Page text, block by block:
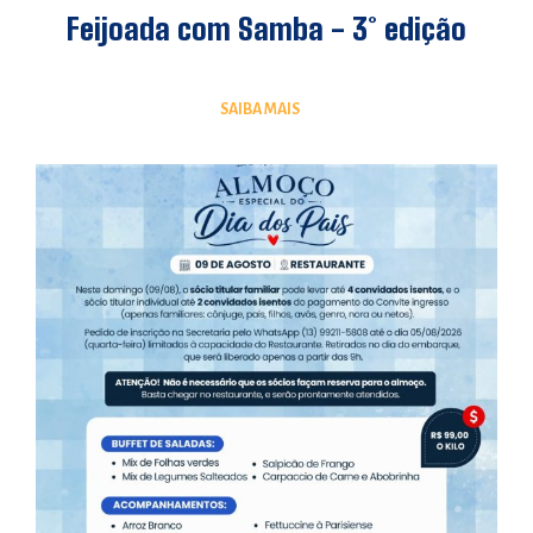
Feijoada com Samba - 3° edição
SAIBA MAIS